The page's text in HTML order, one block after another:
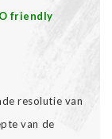
friendly
resolutie van
van de